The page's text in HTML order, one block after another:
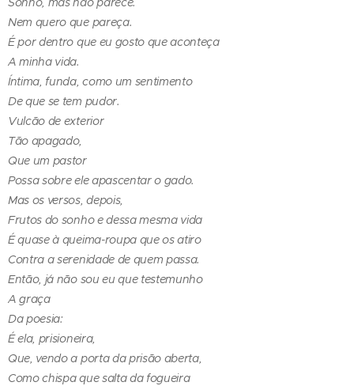
Nem quero que pareça.
É por dentro que eu gosto que aconteça
A minha vida.
Íntima, funda, como um sentimento
De que se tem pudor.
Vulcão de exterior
Tão apagado,
Que um pastor
Possa sobre ele apascentar o gado.
Mas os versos, depois,
Frutos do sonho e dessa mesma vida
É quase à queima-roupa que os atiro
Contra a serenidade de quem passa.
Então, já não sou eu que testemunho
A graça
Da poesia:
É ela, prisioneira,
Que, vendo a porta da prisão aberta,
Como chispa que salta da fogueira